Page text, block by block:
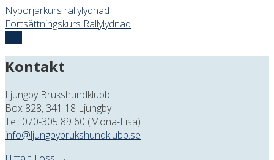
Nybörjarkurs rallylydnad
Fortsättningskurs Rallylydnad
Kontakt
Ljungby Brukshundklubb
Box 828, 341 18 Ljungby
Tel: 070-305 89 60 (Mona-Lisa)
info@ljungbybrukshundklubb.se